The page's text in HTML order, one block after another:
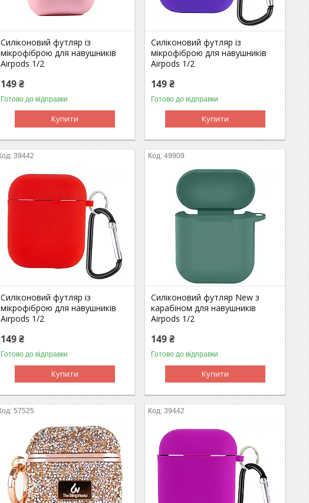
Силіконовий футляр із
мікрофіброю для навушників
Airpods 1/2
149 ₴
Готово до відправки
Купити
Силіконовий футляр із
мікрофіброю для навушників
Airpods 1/2
149 ₴
Готово до відправки
Купити
39442
Силіконовий футляр із
мікрофіброю для навушників
Airpods 1/2
149 ₴
Готово до відправки
Купити
49909
Силіконовий футляр New з
карабіном для навушників
Airpods 1/2
149 ₴
Готово до відправки
Купити
57525 39442